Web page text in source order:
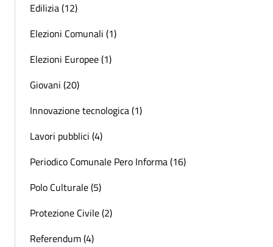
Edilizia (12)
Elezioni Comunali (1)
Elezioni Europee (1)
Giovani (20)
Innovazione tecnologica (1)
Lavori pubblici (4)
Periodico Comunale Pero Informa (16)
Polo Culturale (5)
Protezione Civile (2)
Referendum (4)